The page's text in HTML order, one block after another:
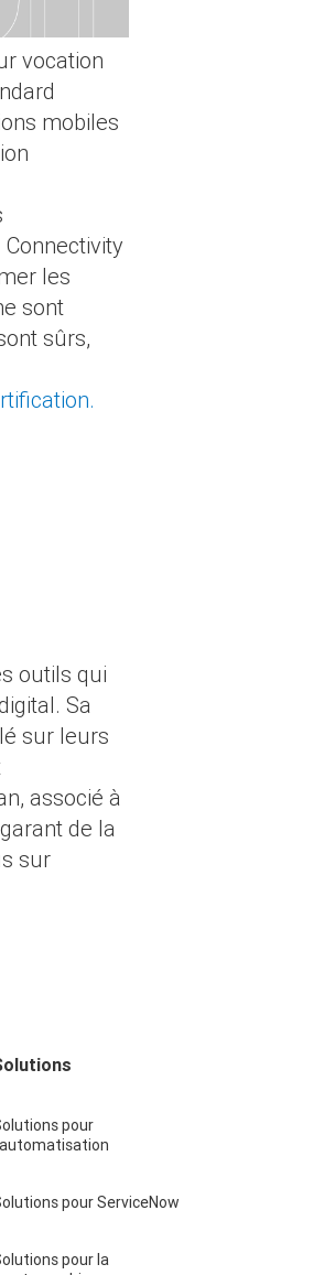
vocation
mobiles
les
sont
sûrs,
outils qui
Sa
sur leurs
associé à
de la
sur
pour
pour ServiceNow
pour la